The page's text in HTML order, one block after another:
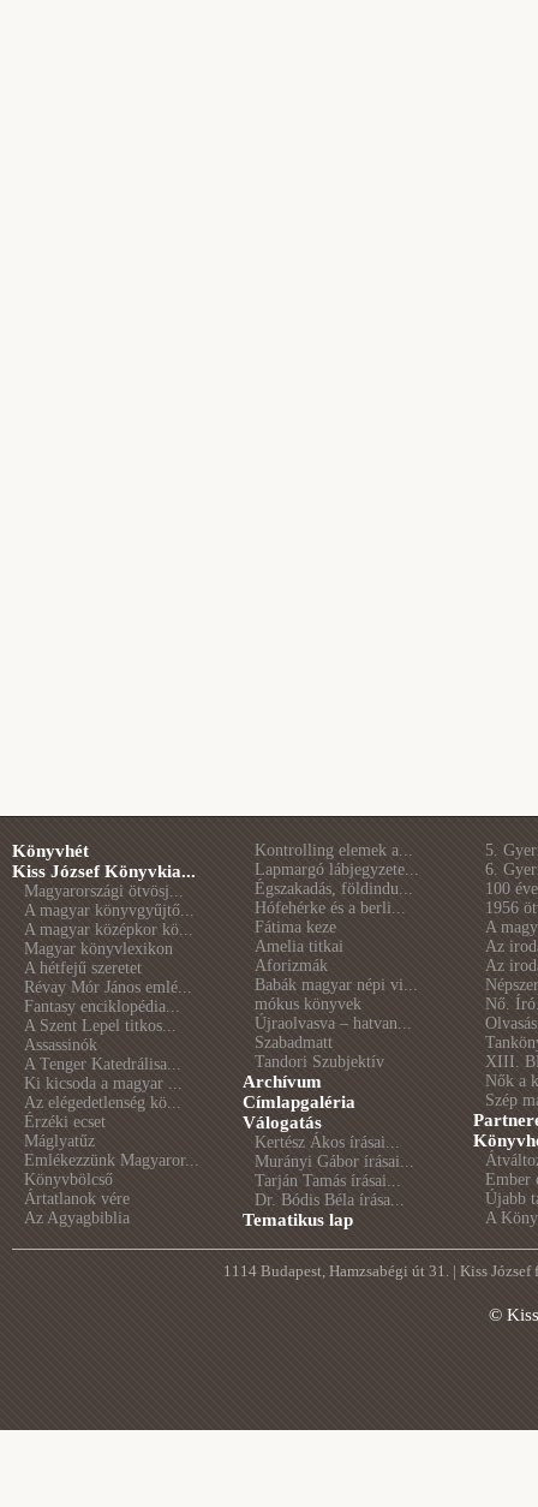
Könyvhét
Kiss József Könyvkia...
Magyarországi ötvösj...
A magyar könyvgyűjtő...
A magyar középkor kö...
Magyar könyvlexikon
A hétfejű szeretet
Révay Mór János emlé...
Fantasy enciklopédia...
A Szent Lepel titkos...
Assassinók
A Tenger Katedrálisa...
Ki kicsoda a magyar ...
Az elégedetlenség kö...
Érzéki ecset
Máglyatűz
Emlékezzünk Magyaror...
Könyvbölcső
Ártatlanok vére
Az Agyagbiblia
Kontrolling elemek a...
Lapmargó lábjegyzete...
Égszakadás, földindu...
Hófehérke és a berli...
Fátima keze
Amelia titkai
Aforizmák
Babák magyar népi vi...
mókus könyvek
Újraolvasva – hatvan...
Szabadmatt
Tandori Szubjektív
Archívum
Címlapgaléria
Válogatás
Kertész Ákos írásai...
Murányi Gábor írásai...
Tarján Tamás írásai...
Dr. Bódis Béla írása...
Tematikus lap
5.
6.
100
1956
A
Az
Az
Nő.
XIII.
Nők a
Szép
Ember
Újabb
A
1114 Budapest, Hamzsabégi út 31. | Kiss
©